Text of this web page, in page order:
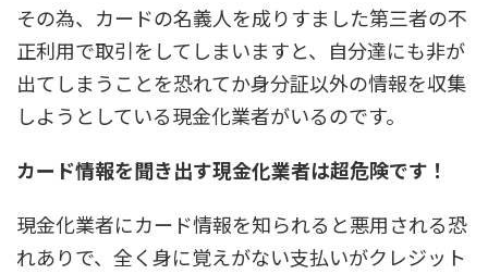
その為、カードの名義人を成りすました第三者の不
正利用で取引をしてしまいますと、自分達にも非が
出てしまうことを恐れてか身分証以外の情報を収集
しようとしている現金化業者がいるのです。
カード情報を聞き出す現金化業者は超危険です！
現金化業者にカード情報を知られると悪用される恐
れありで、全く身に覚えがない支払いがクレジット